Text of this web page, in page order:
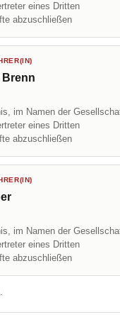
eines Dritten
abzuschließen
im Namen der
eines Dritten
abzuschließen
im Namen der
eines Dritten
abzuschließen